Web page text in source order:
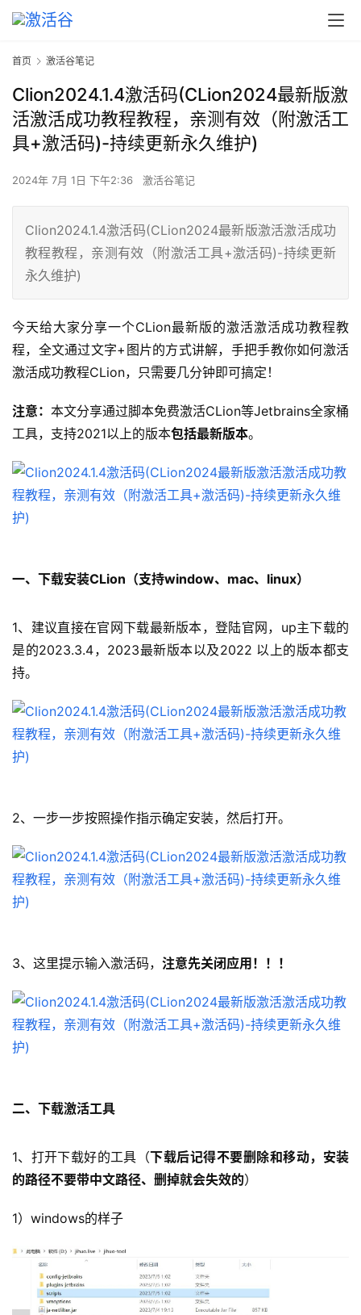
首页 激活谷笔记
Clion2024.1.4激活码(CLion2024最新版激
活激活成功教程教程，亲测有效（附激活工
具+激活码)-持续更新永久维护)
2024年 7月 1日 下午2:36 激活谷笔记
Clion2024.1.4激活码(CLion2024最新版激活激活成功
教程教程，亲测有效（附激活工具+激活码)-持续更新
永久维护)
今天给大家分享一个CLion最新版的激活激活成功教程教
程，全文通过文字+图片的方式讲解，手把手教你如何激活
激活成功教程CLion，只需要几分钟即可搞定！
注意： 本文分享通过脚本免费激活CLion等Jetbrains全家桶
工具，支持2021以上的版本包括最新版本。
一、下载安装CLion（支持window、mac、linux）
1、建议直接在官网下载最新版本，登陆官网，up主下载的
是的2023.3.4，2023最新版本以及2022 以上的版本都支
持。
2、一步一步按照操作指示确定安装，然后打开。
3、这里提示输入激活码， 注意先关闭应用！！！
二、下载激活工具
1、打开下载好的工具（下载后记得不要删除和移动，安装
的路径不要带中文路径、删掉就会失效的）
1）windows的样子